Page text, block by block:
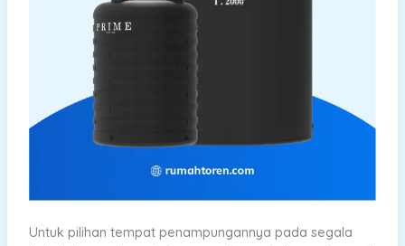
Untuk pilihan tempat penampungannya pada segala